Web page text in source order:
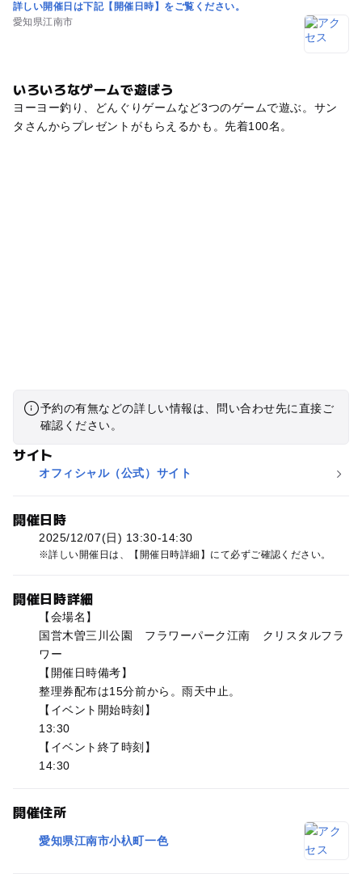
詳しい開催日は下記【開催日時】をご覧ください。
愛知県江南市
いろいろなゲームで遊ぼう
ヨーヨー釣り、どんぐりゲームなど3つのゲームで遊ぶ。サン
タさんからプレゼントがもらえるかも。先着100名。
予約の有無などの詳しい情報は、問い合わせ先に直接ご
確認ください。
サイト
オフィシャル（公式）サイト
開催日時
2025/12/07(日) 13:30-14:30
詳しい開催日は、【開催日時詳細】にて必ずご確認ください。
開催日時詳細
【会場名】
国営木曽三川公園 フラワーパーク江南 クリスタルフラ
ワー
【開催日時備考】
整理券配布は15分前から。雨天中止。
【イベント開始時刻】
13:30
【イベント終了時刻】
14:30
開催住所
愛知県江南市小杁町一色